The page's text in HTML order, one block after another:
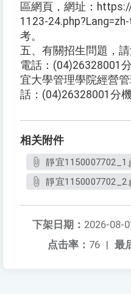
區網頁，網址：
1123-
考。
五、有關招生問題，
電話：(04)26328001
宜大學管理學院經營
話：(04)26328001分
相关附件
靜宜
靜宜
下架日期： 2026-08-
最
点击率： 76 |